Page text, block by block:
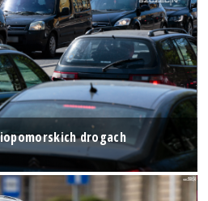
drogach